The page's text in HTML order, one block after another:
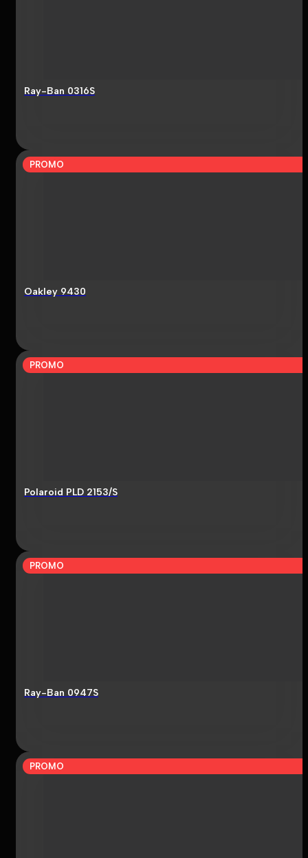
Ray-Ban 0316S
PROMO
Oakley 9430
PROMO
Polaroid PLD 2153/S
PROMO
Ray-Ban 0947S
PROMO